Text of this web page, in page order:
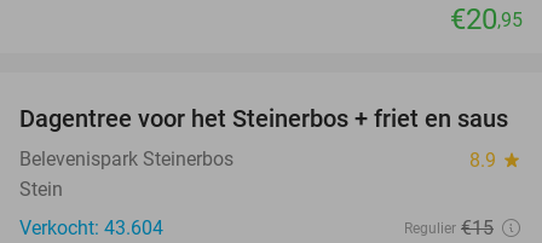
€20,95
37%
Dagentree voor het Steinerbos + friet en saus
Belevenispark Steinerbos 8.9 star
Stein
Verkocht: 43.604
Regulier €15